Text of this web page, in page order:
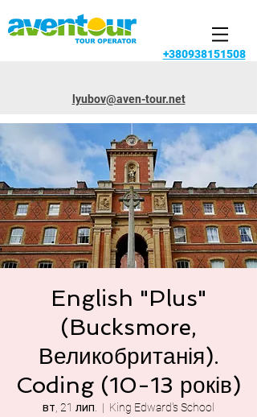
+380938151508
lyubov@aven-tour.net
English "Plus"
(Bucksmore,
Великобританія).
Coding (10-13 років)
вт, 21 лип.
  |
King Edward's School